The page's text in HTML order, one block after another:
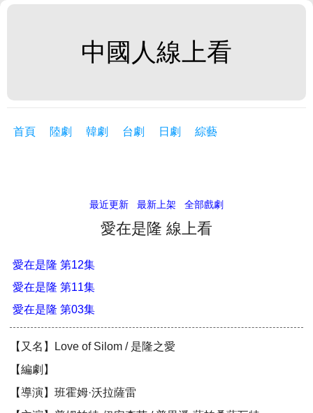
中國人線上看
首頁 陸劇 韓劇 台劇 日劇 綜藝
最近更新 最新上架 全部戲劇
愛在是隆 線上看
愛在是隆 第12集
愛在是隆 第11集
愛在是隆 第03集
【又名】Love of Silom / 是隆之愛
【編劇】
【導演】班霍姆·沃拉薩雷